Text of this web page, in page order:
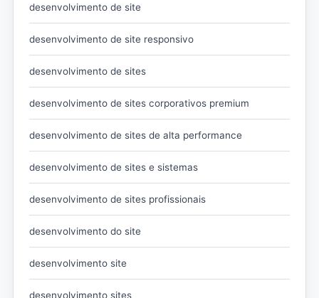
desenvolvimento de site
desenvolvimento de site responsivo
desenvolvimento de sites
desenvolvimento de sites corporativos premium
desenvolvimento de sites de alta performance
desenvolvimento de sites e sistemas
desenvolvimento de sites profissionais
desenvolvimento do site
desenvolvimento site
desenvolvimento sites